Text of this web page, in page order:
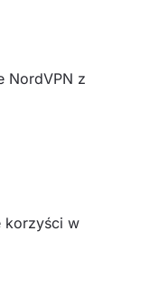
NordVPN z
korzyści w